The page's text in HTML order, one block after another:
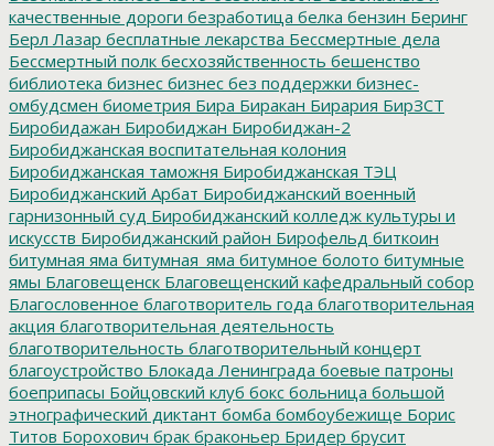
качественные дороги безработица белка бензин Беринг
Берл Лазар бесплатные лекарства Бессмертные дела
Бессмертный полк бесхозяйственность бешенство
библиотека бизнес бизнес без поддержки бизнес-
омбудсмен биометрия Бира Биракан Бирария БирЗСТ
Биробидажан Биробиджан Биробиджан-2
Биробиджанская воспитательная колония
Биробиджанская таможня Биробиджанская ТЭЦ
Биробиджанский Арбат Биробиджанский военный
гарнизонный суд Биробиджанский колледж культуры и
искусств Биробиджанский район Бирофельд биткоин
битумная яма битумная_яма битумное болото битумные
ямы Благовещенск Благовещенский кафедральный собор
Благословенное благотворитель года благотворительная
акция благотворительная деятельность
благотворительность благотворительный концерт
благоустройство Блокада Ленинграда боевые патроны
боеприпасы Бойцовский клуб бокс больница большой
этнографический диктант бомба бомбоубежище Борис
Титов Борохович брак браконьер Бридер брусит